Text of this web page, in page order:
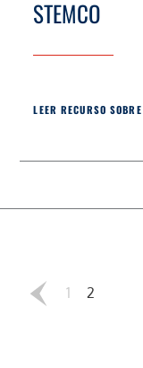
STEMCO
LEER RECURSO
1 2